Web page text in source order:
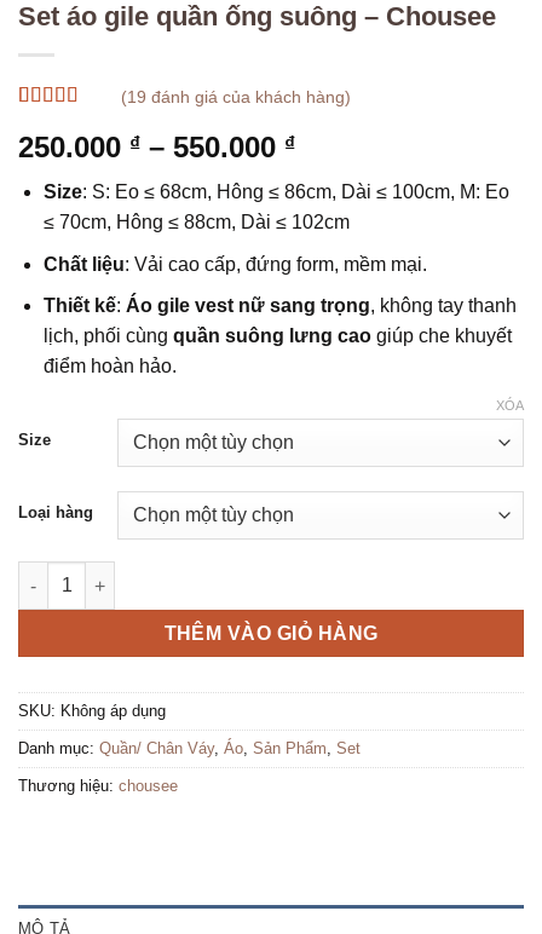
Set áo gile quần ống suông – Chousee
dựa trên
đánh giá
(19 đánh giá của khách hàng)
250.000 ₫ – 550.000 ₫Khoảng
từ
250.000 ₫
đến
550.000 ₫
Size: S: Eo ≤ 68cm, Hông ≤ 86cm, Dài ≤ 100cm, M: Eo
≤ 70cm, Hông ≤ 88cm, Dài ≤ 102cm
Chất liệu: Vải cao cấp, đứng form, mềm mại.
Thiết kế: Áo gile vest nữ sang trọng, không tay thanh
lịch, phối cùng quần suông lưng caogiúp che khuyết
điểm hoàn hảo.
Size
Loại hàng
XÓA
Set áo gile quần ống suông - Chousee số lượng
THÊM VÀO GIỎ HÀNG
SKU: Không áp dụng
Danh mục: Quần/ Chân Váy, Áo, Sản Phẩm, Set
Thương hiệu: chousee
MÔ TẢ